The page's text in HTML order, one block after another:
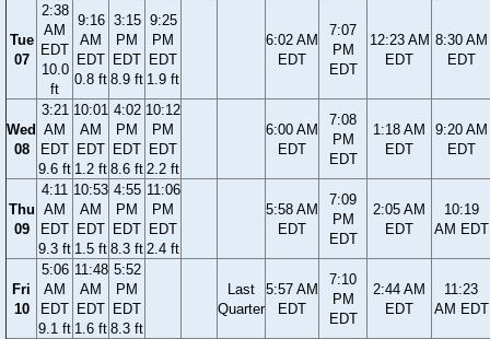
Tue
07
2:38
AM
EDT
10.0
ft
9:16
AM
EDT
0.8 ft
3:15
PM
EDT
8.9 ft
9:25
PM
EDT
1.9 ft
6:02 AM
EDT
7:07
PM
EDT
12:23 AM
EDT
8:30 AM
EDT
Wed
08
3:21
AM
EDT
9.6 ft
10:01
AM
EDT
1.2 ft
4:02
PM
EDT
8.6 ft
10:12
PM
EDT
2.2 ft
6:00 AM
EDT
7:08
PM
EDT
1:18 AM
EDT
9:20 AM
EDT
Thu
09
4:11
AM
EDT
9.3 ft
10:53
AM
EDT
1.5 ft
4:55
PM
EDT
8.3 ft
11:06
PM
EDT
2.4 ft
5:58 AM
EDT
7:09
PM
EDT
2:05 AM
EDT
10:19
AM EDT
Fri
10
5:06
AM
EDT
9.1 ft
11:48
AM
EDT
1.6 ft
5:52
PM
EDT
8.3 ft
Last
Quarter
5:57 AM
EDT
7:10
PM
EDT
2:44 AM
EDT
11:23
AM EDT